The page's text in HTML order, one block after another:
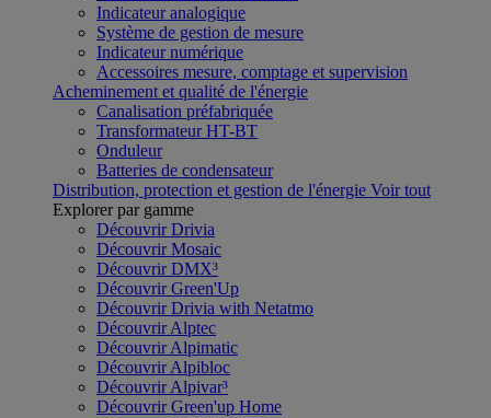
Indicateur analogique
Système de gestion de mesure
Indicateur numérique
Accessoires mesure, comptage et supervision
Acheminement et qualité de l'énergie
Canalisation préfabriquée
Transformateur HT-BT
Onduleur
Batteries de condensateur
Distribution, protection et gestion de l'énergie Voir tout
Explorer par gamme
Découvrir Drivia
Découvrir Mosaic
Découvrir DMX³
Découvrir Green'Up
Découvrir Drivia with Netatmo
Découvrir Alptec
Découvrir Alpimatic
Découvrir Alpibloc
Découvrir Alpivar³
Découvrir Green'up Home